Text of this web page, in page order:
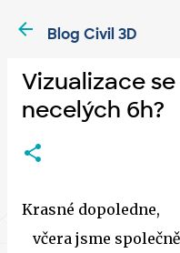
Blog Civil 3D
Vizualizace
necelých 6h?
Krasné dopoledne,
včera jsme